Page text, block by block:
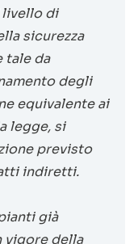
di
sicurezza
tale da
degli
equivalente ai
legge, si
previsto
indiretti.
già
vigore della